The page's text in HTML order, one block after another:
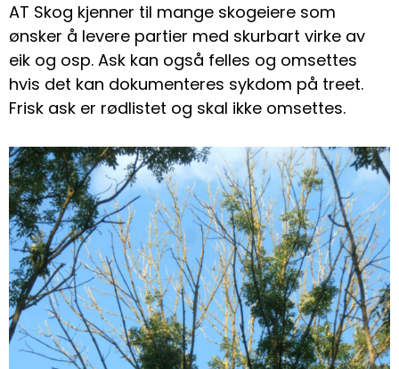
AT Skog kjenner til mange skogeiere som
ønsker å levere partier med skurbart virke av
eik og osp. Ask kan også felles og omsettes
hvis det kan dokumenteres sykdom på treet.
Frisk ask er rødlistet og skal ikke omsettes.